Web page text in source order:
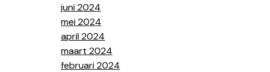
juni 2024
mei 2024
april 2024
maart 2024
februari 2024